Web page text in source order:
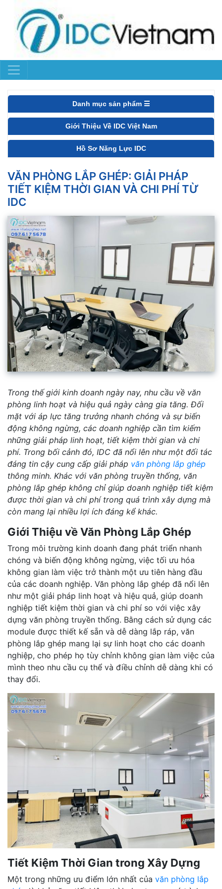
Danh mục sản phẩm ☰
Giới Thiệu Về IDC Việt Nam
Hồ Sơ Năng Lực IDC
VĂN PHÒNG LẮP GHÉP: GIẢI PHÁP
TIẾT KIỆM THỜI GIAN VÀ CHI PHÍ TỪ
IDC
Trong thế giới kinh doanh ngày nay, nhu cầu về văn
phòng linh hoạt và hiệu quả ngày càng gia tăng. Đối
mặt với áp lực tăng trưởng nhanh chóng và sự biến
động không ngừng, các doanh nghiệp cần tìm kiếm
những giải pháp linh hoạt, tiết kiệm thời gian và chi
phí. Trong bối cảnh đó, IDC đã nổi lên như một đối tác
đáng tin cậy cung cấp giải pháp văn phòng lắp ghép
thông minh. Khác với văn phòng truyền thống, văn
phòng lắp ghép không chỉ giúp doanh nghiệp tiết kiệm
được thời gian và chi phí trong quá trình xây dựng mà
còn mang lại nhiều lợi ích đáng kể khác.
Giới Thiệu về Văn Phòng Lắp Ghép
Trong môi trường kinh doanh đang phát triển nhanh
chóng và biến động không ngừng, việc tối ưu hóa
không gian làm việc trở thành một ưu tiên hàng đầu
của các doanh nghiệp. Văn phòng lắp ghép đã nổi lên
như một giải pháp linh hoạt và hiệu quả, giúp doanh
nghiệp tiết kiệm thời gian và chi phí so với việc xây
dựng văn phòng truyền thống. Bằng cách sử dụng các
module được thiết kế sẵn và dễ dàng lắp ráp, văn
phòng lắp ghép mang lại sự linh hoạt cho các doanh
nghiệp, cho phép họ tùy chỉnh không gian làm việc của
mình theo nhu cầu cụ thể và điều chỉnh dễ dàng khi có
thay đổi.
Tiết Kiệm Thời Gian trong Xây Dựng
Một trong những ưu điểm lớn nhất của văn phòng lắp